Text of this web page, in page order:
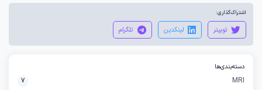
اشتراک‌گذاری:
توییتر لینکدین تلگرام
دسته‌بندی‌ها
MRI
7